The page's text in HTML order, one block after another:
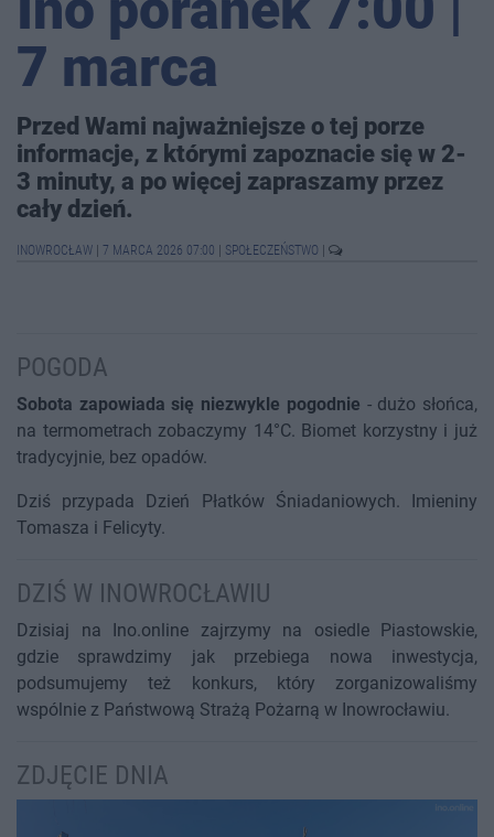
7 marca
Przed Wami najważniejsze o tej porze
informacje, z którymi zapoznacie się w 2-
3 minuty, a po więcej zapraszamy przez
cały dzień.
INOWROCŁAW 7 MARCA 2026 07:00 SPOŁECZEŃSTWO
POGODA
Sobota zapowiada się niezwykle pogodnie - dużo słońca,
na termometrach zobaczymy 14°C. Biomet korzystny i już
tradycyjnie, bez opadów.
Dziś przypada Dzień Płatków Śniadaniowych. Imieniny
Tomasza i Felicyty.
DZIŚ W INOWROCŁAWIU
Dzisiaj na Ino.online zajrzymy na osiedle Piastowskie,
gdzie sprawdzimy jak przebiega nowa inwestycja,
podsumujemy też konkurs, który zorganizowaliśmy
wspólnie z Państwową Strażą Pożarną w Inowrocławiu.
ZDJĘCIE DNIA